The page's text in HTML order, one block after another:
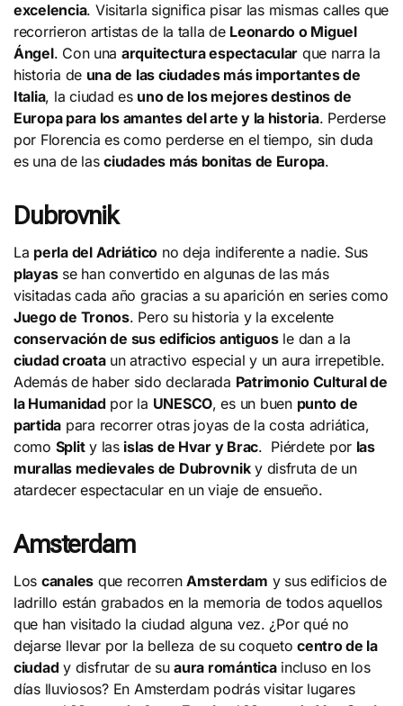
excelencia. Visitarla significa pisar las mismas calles que
recorrieron artistas de la talla de Leonardo o Miguel
Ángel. Con una arquitectura espectacular que narra la
historia de una de las ciudades más importantes de
Italia, la ciudad es uno de los mejores destinos de
Europa para los amantes del arte y la historia. Perderse
por Florencia es como perderse en el tiempo, sin duda
es una de lasciudades más bonitas de Europa.
Dubrovnik
La perla del Adriático no deja indiferente a nadie. Sus
playasse han convertido en algunas de las más
visitadas cada año gracias a su aparición en series como
Juego de Tronos. Pero su historia y la excelente
conservación de sus edificios antiguosle dan a la
ciudad croataun atractivo especial y un aura irrepetible.
Además de haber sido declarada Patrimonio Cultural de
la Humanidad por la UNESCO, es un buen punto de
partida para recorrer otras joyas de la costa adriática,
como Splity las islas de Hvar y Brac. Piérdete por las
murallas medievales de Dubrovniky disfruta de un
atardecer espectacular en un viaje de ensueño.
Amsterdam
Los canales que recorrenAmsterdam y sus edificios de
ladrillo están grabados en la memoria de todos aquellos
que han visitado la ciudad alguna vez. ¿Por qué no
dejarse llevar por la belleza de su coquetocentro de la
ciudad y disfrutar de suaura románticaincluso en los
días lluviosos? En Amsterdam podrás visitar lugares